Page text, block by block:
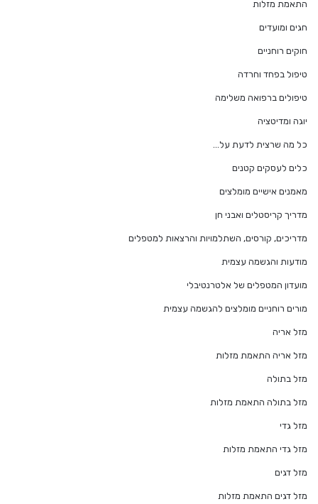
התאמת מזלות
חגים ומועדים
חוקים רוחניים
טיפול בפחד וחרדה
טיפולים ברפואה משלימה
יוגה ומדיטציה
כל מה שרצית לדעת על…
כלים לעסקים קטנים
מאמנים אישיים מומלצים
מדריך קריסטלים ואבני חן
מדריכים, קורסים, השתלמויות והרצאות למטפלים
מודעות והגשמה עצמית
מועדון המטפלים של אלטרנטיבלי
מורים רוחניים מומלצים להגשמה עצמית
מזל אריה
מזל אריה התאמת מזלות
מזל בתולה
מזל בתולה התאמת מזלות
מזל גדי
מזל גדי התאמת מזלות
מזל דגים
מזל דגים התאמת מזלות